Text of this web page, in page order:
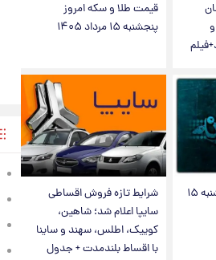
قیمت طلا و سکه امروز
پنجشنبه ۱۵ مرداد ۱۴۰۵
فال روزانه واقعی پنجشنبه ۱۵
شرایط تازه فروش اقساطی
سایپا اعلام شد؛ شاهین،
کوییک، اطلس، سهند و ساینا
با اقساط بلندمدت + جدول